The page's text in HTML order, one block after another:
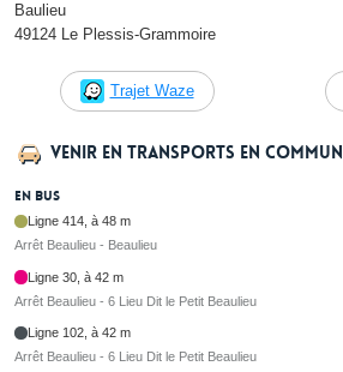
Baulieu
49124 Le Plessis-Grammoire
Trajet Waze
Venir en transports en commun
En bus
Ligne 414, à 48 m
Arrêt Beaulieu - Beaulieu
Ligne 30, à 42 m
Arrêt Beaulieu - 6 Lieu Dit le Petit Beaulieu
Ligne 102, à 42 m
Arrêt Beaulieu - 6 Lieu Dit le Petit Beaulieu